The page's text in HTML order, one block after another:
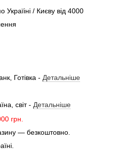
Україіні / Києву від 4000
Готівка - Детальніше
світ - Детальніше
грн.
— безкоштовно.